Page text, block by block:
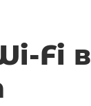
Fi в